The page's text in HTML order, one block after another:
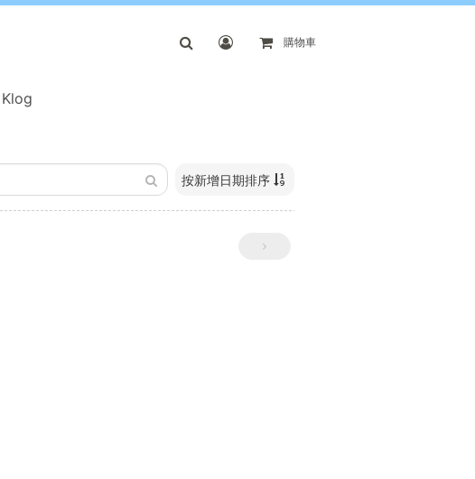
購物車
Klog
按新增日期排序